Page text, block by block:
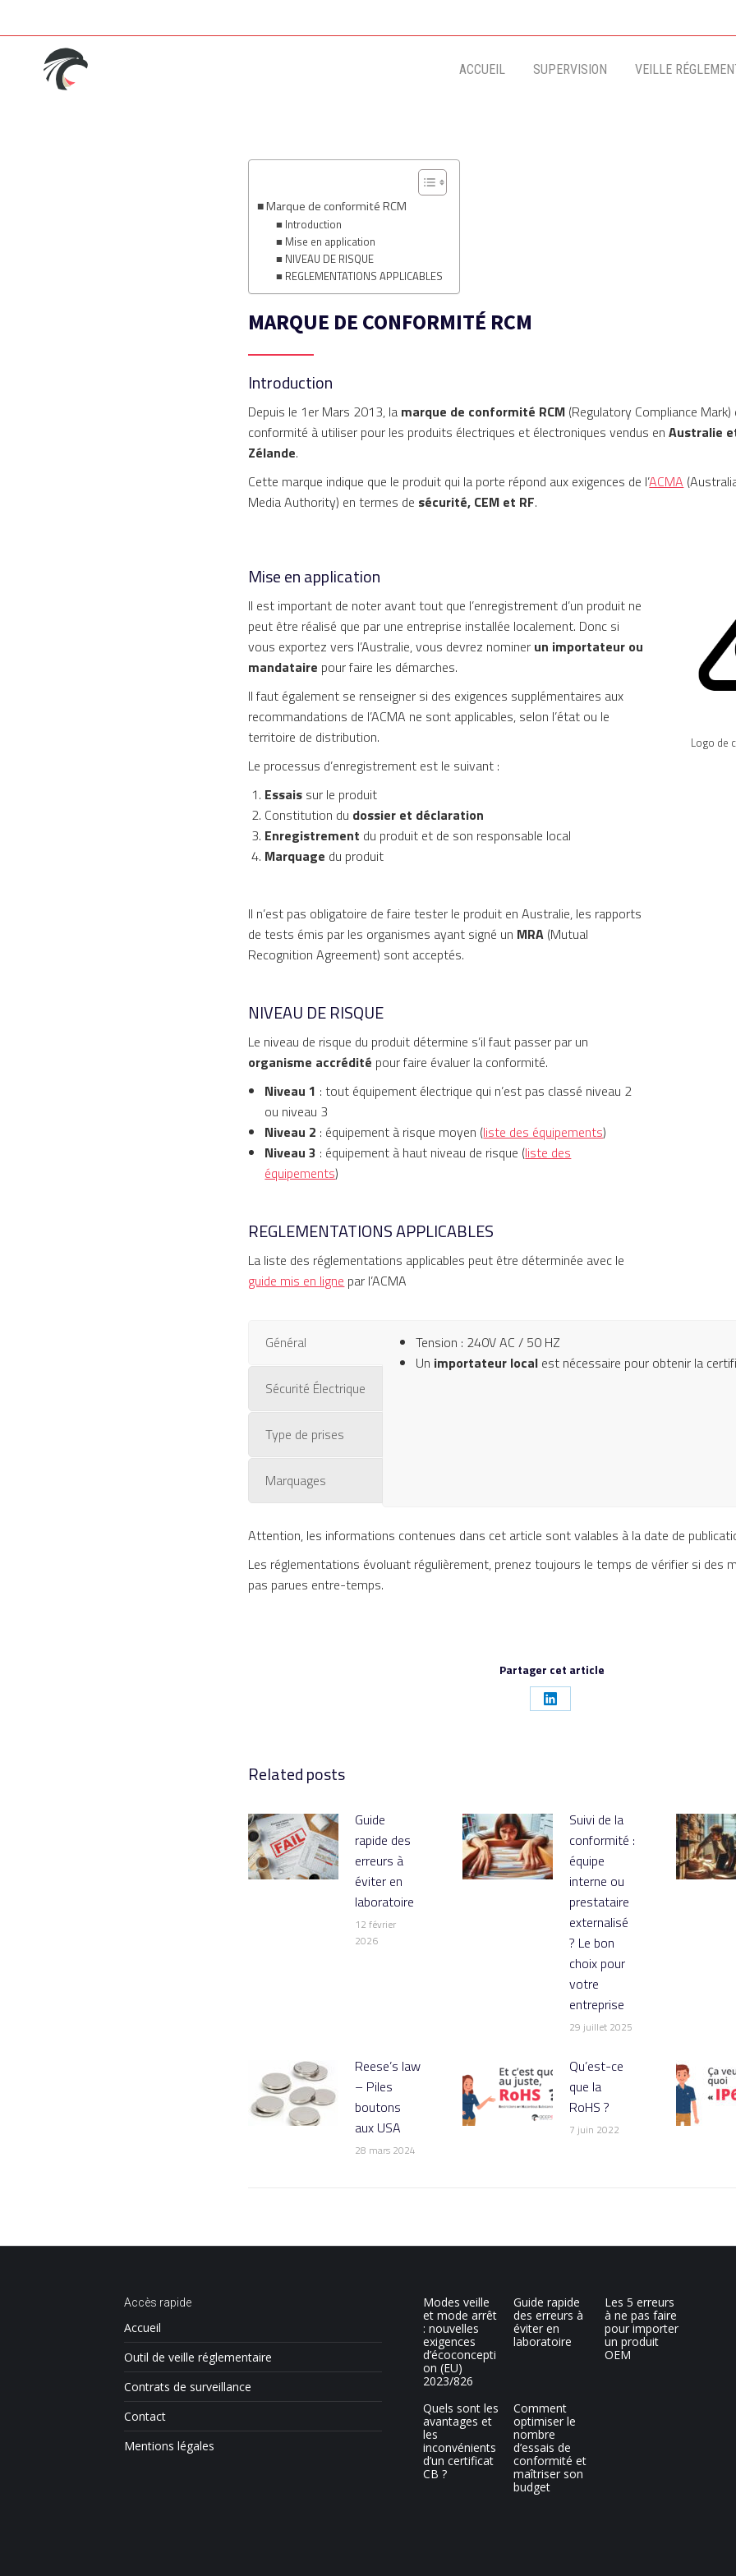
ACCUEIL SUPERVISION VEILLE
Marque de conformité RCM
Introduction
Mise en application
NIVEAU DE RISQUE
REGLEMENTATIONS APPLICABLES
MARQUE DE CONFORMITÉ RCM
Introduction
Depuis le 1er Mars 2013, la marque de conformité RCM (Regulatory Compliance
conformité à utiliser pour les produits électriques et électroniques vendus enAustralie
Zélande.
Cette marque indique que le produit qui la porte répond aux exigences de l’ACMA
Media Authority) en termes de sécurité, CEM et RF.
Mise en application
Il est important de noter avant tout que l’enregistrement d’un produit ne
peut être réalisé que par une entreprise installée localement. Donc si
vous exportez vers l’Australie, vous devrez nominer un importateur ou
mandataire pour faire les démarches.
Il faut également se renseigner si des exigences supplémentaires aux
recommandations de l’ACMA ne sont applicables, selon l’état ou le
territoire de distribution.
Le processus d’enregistrement est le suivant :
Essais sur le produit
Constitution du dossier et déclaration
Enregistrement du produit et de son responsable local
Marquage du produit
Il n’est pas obligatoire de faire tester le produit en Australie, les rapports
de tests émis par les organismes ayant signé un MRA (Mutual
Recognition Agreement) sont acceptés.
NIVEAU DE RISQUE
Le niveau de risque du produit détermine s’il faut passer par un
organisme accrédité pour faire évaluer la conformité.
Niveau 1 : tout équipement électrique qui n’est pas classé niveau 2
ou niveau 3
Niveau 2 : équipement à risque moyen (liste des équipements)
Niveau 3 : équipement à haut niveau de risque (liste des
équipements)
REGLEMENTATIONS APPLICABLES
La liste des réglementations applicables peut être déterminée avec le
guide mis en ligne par l’ACMA
Logo de
Général
Sécurité Électrique
Type de prises
Marquages
Tension : 240V AC / 50 HZ
Un importateur local est nécessaire pour obtenir la
Attention, les informations contenues dans cet article sont valables à la date de
Les réglementations évoluant régulièrement, prenez toujours le temps de vérifier si des
pas parues entre-temps.
Partager cet article
Partager
Related posts
Guide
rapide des
erreurs à
éviter en
laboratoire
12 février
2026
Suivi de la
conformité :
équipe
interne ou
prestataire
externalisé
? Le bon
choix pour
votre
entreprise
29 juillet 2025
Reese’s law
– Piles
boutons
aux USA
28 mars 2024
Qu’est-ce
que la
RoHS ?
7 juin 2022
Accès rapide
Accueil
Outil de veille réglementaire
Contrats de surveillance
Contact
Mentions légales
Modes veille
et mode arrêt
: nouvelles
exigences
d’écoconcepti
on (EU)
2023/826
Guide rapide
des erreurs à
éviter en
laboratoire
Les 5 erreurs
à ne pas faire
pour importer
un produit
OEM
Quels sont les
avantages et
les
inconvénients
d’un certificat
CB ?
Comment
optimiser le
nombre
d’essais de
conformité et
maîtriser son
budget